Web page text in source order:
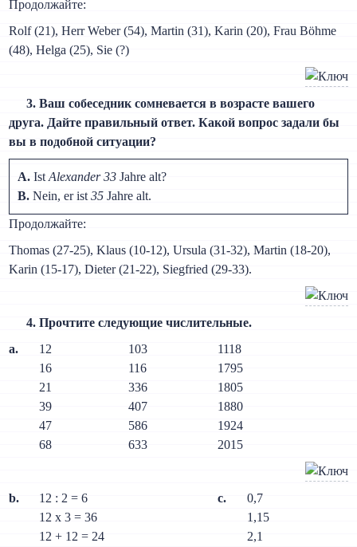
Продолжайте:
Rolf (21), Herr Weber (54), Martin (31), Karin (20), Frau Böhme
(48), Helga (25), Sie (?)
3. Ваш собеседник сомневается в возрасте вашего
друга. Дайте правильный ответ. Какой вопрос задали бы
вы в подобной ситуации?
A. IstAlexander 33 Jahre alt?
B. Nein, er ist35 Jahre alt.
Продолжайте:
Thomas (27-25), Klaus (10-12), Ursula (31-32), Martin (18-20),
Karin (15-17), Dieter (21-22), Siegfried (29-33).
4. Прочтите следующие числительные.
a.
12
16
21
39
47
68
103
116
336
407
586
633
1118
1795
1805
1880
1924
2015
b.
12 : 2 = 6
12 x 3 = 36
12 + 12 = 24
c.
0,7
1,15
2,1